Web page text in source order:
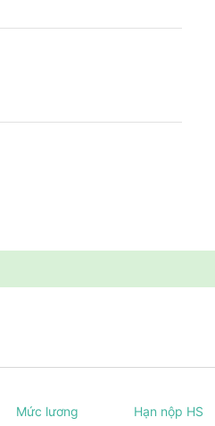
Mức lương Hạn nộp HS